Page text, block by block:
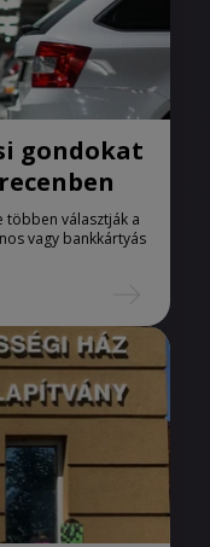
gondokat
többen választják a
vagy bankkártyás